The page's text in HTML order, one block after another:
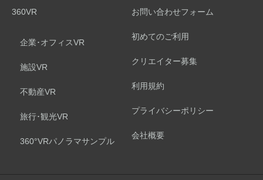
360VR
企業･オフィスVR
施設VR
不動産VR
旅行･観光VR
360°VRパノラマサンプル
お問い合わせフォーム
初めてのご利用
クリエイター募集
利用規約
プライバシーポリシー
会社概要